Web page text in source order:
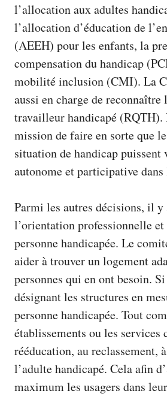
l’allocation aux adultes
l’allocation d’éducation de
(AEEH) pour les enfants, la
compensation du handicap
mobilité inclusion (CMI). La
aussi en charge de reconnaître
travailleur handicapé (RQTH).
mission de faire en sorte que
situation de handicap puissent
autonome et participative dans
Parmi les autres décisions, il y
l’orientation professionnelle
personne handicapée. Le
aider à trouver un logement
personnes qui en ont besoin.
désignant les structures en
personne handicapée. Tout
établissements ou les services
rééducation, au reclassement,
l’adulte handicapé. Cela afin
maximum les usagers dans